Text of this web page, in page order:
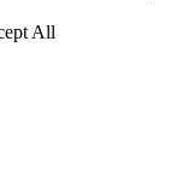
All